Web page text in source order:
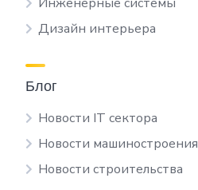
Дизайн интерьера
Блог
Новости IT сектора
Новости машиностроения
Новости строительства